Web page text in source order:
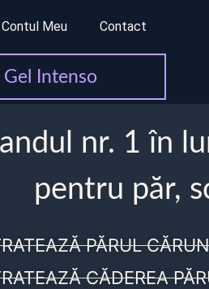
Contul Meu Contact
Gel Intenso
nr. 1 în
pentru păr,
PĂRUL
CĂDEREA